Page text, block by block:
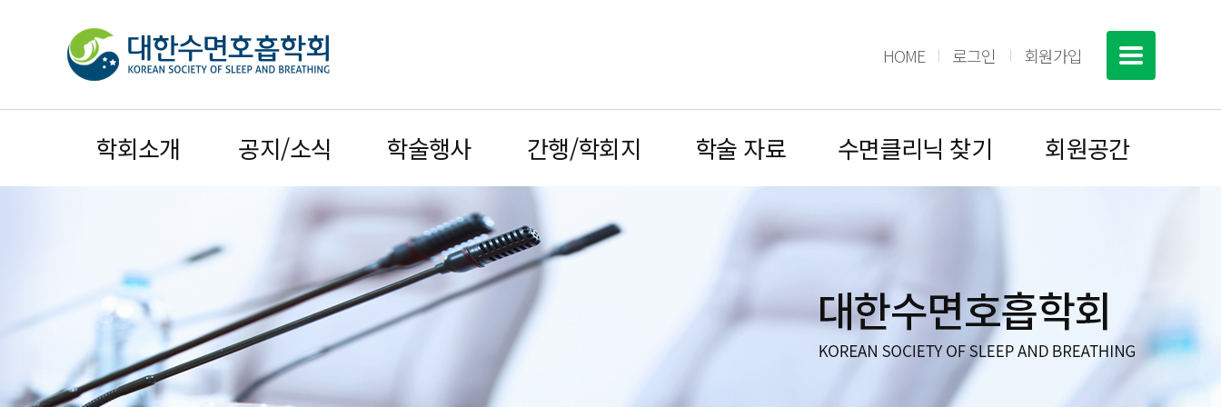
HOME 로그인 회원가입
학회소개 공지/소식 학술행사 간행/학회지 학술 자료 수면클리닉 찾기 회원공간